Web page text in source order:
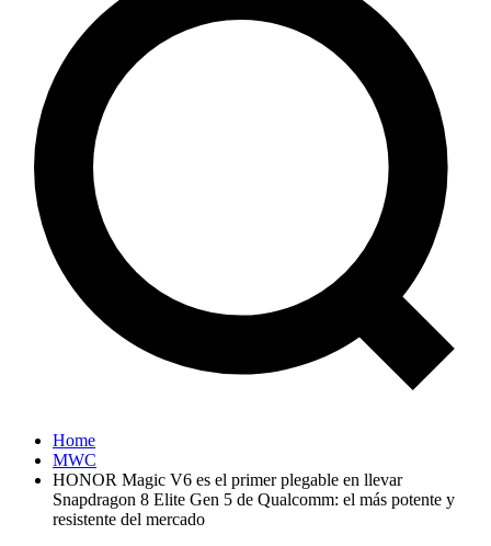
Home
MWC
HONOR Magic V6 es el primer plegable en llevar
Snapdragon 8 Elite Gen 5 de Qualcomm: el más potente y
resistente del mercado